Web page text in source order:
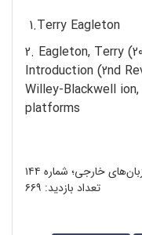
1.Terry Eagleton
2. Eagleton, Terry
Introduction (2nd
Willey-Blackwell
platforms
خارجی؛ شماره ۱۴۴
تعداد بازدید: ۶۶۹